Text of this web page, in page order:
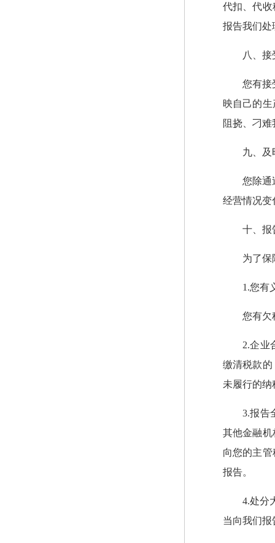
代扣、代
报告我们处
八、
您有接
映自己的
阻挠、刁
九、及
您除通
经营情况变
十、报
为了保
1.您有
您有欠
2.企业
缴清税款
未履行的
3.报告
其他金融机
向您的主
报告。
4.处分
当向我们报